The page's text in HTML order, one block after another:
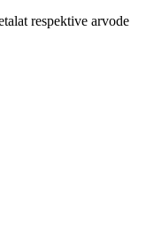
respektive arvode